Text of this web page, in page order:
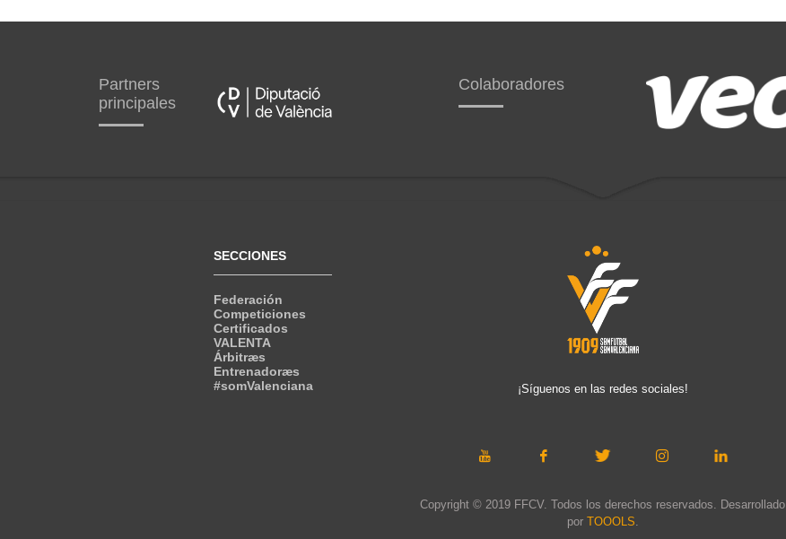
Partners
principales
Colaboradores
SECCIONES
Federación
Competiciones
Certificados
VALENTA
Árbitræs
Entrenadoræs
#somValenciana
¡Síguenos en las redes sociales!
Copyright © 2019 FFCV. Todos los derechos reservados. Desarrollado
por TOOOLS.